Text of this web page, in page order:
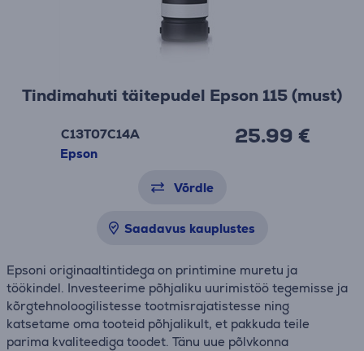
Tindimahuti täitepudel Epson 115 (must)
C13T07C14A
Epson
25.99 €
Võrdle
Saadavus kauplustes
Epsoni originaaltintidega on printimine muretu ja
töökindel. Investeerime põhjaliku uurimistöö tegemisse ja
kõrgtehnoloogilistesse tootmisrajatistesse ning
katsetame oma tooteid põhjalikult, et pakkuda teile
parima kvaliteediga toodet. Tänu uue põlvkonna